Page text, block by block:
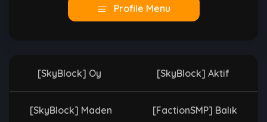
Profile Menu
[SkyBlock] Oy [SkyBlock] Aktif
[SkyBlock] Maden [FactionSMP] Balık